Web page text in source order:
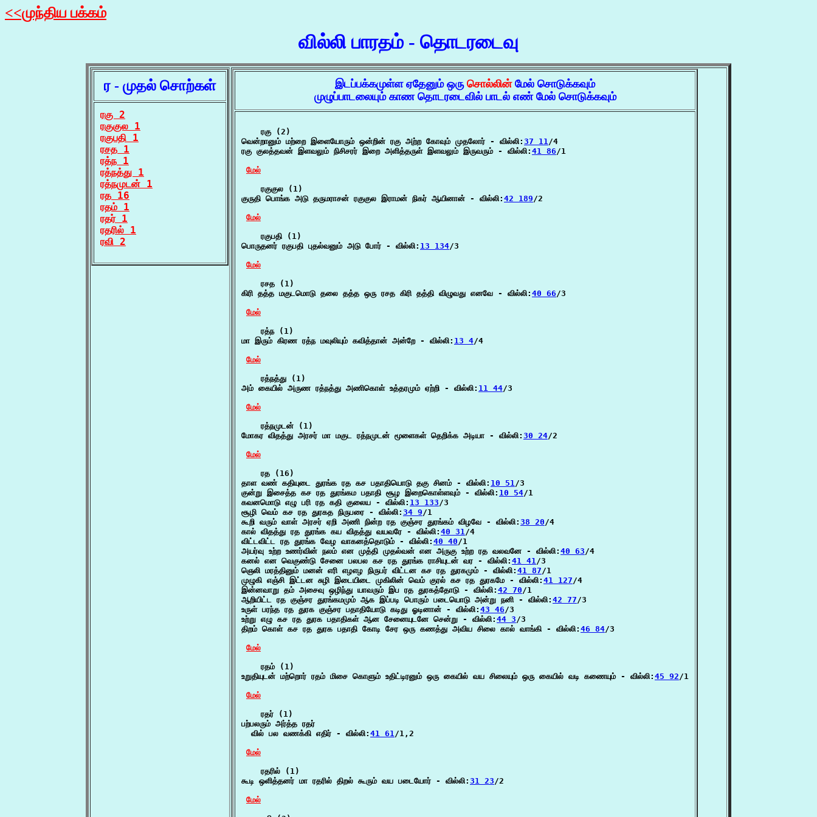
<<முந்திய பக்கம்
வில்லி பாரதம் - தொடரடைவு
ர - முதல் சொற்கள்
ரகு 2
ரகுகுல 1
ரகுபதி 1
ரசத 1
ரத்ந 1
ரத்நத்து 1
ரத்நமுடன் 1
ரத 16
ரதம் 1
ரதர் 1
ரதரில் 1
ரவி 2
இடப்பக்கமுள்ள ஏதேனும் ஒரு சொல்லின் மேல் சொடுக்கவும்
முழுப்பாடலையும் காண தொடரடைவில் பாடல் எண் மேல் சொடுக்கவும்
    ரகு (2)
வென்றானும் மற்றை இளையோரும் ஒன்றின் ரகு அற்ற கோவும் முதலோர் - வில்லி: 37 11/4
ரகு குலத்தவன் இளவலும் நிசிசரர் இறை அளித்தருள் இளவலும் இருவரும் - வில்லி: 41 86/1
மேல்
    ரகுகுல (1)
குருதி பொங்க அடு தருமராசன் ரகுகுல இராமன் நிகர் ஆயினான் - வில்லி: 42 189/2
மேல்
    ரகுபதி (1)
பொருதனர் ரகுபதி புதல்வனும் அடு போர் - வில்லி: 13 134/3
மேல்
    ரசத (1)
கிரி தத்த மகுடமொடு தலை தத்த ஒரு ரசத கிரி தத்தி விழுவது எனவே - வில்லி: 40 66/3
மேல்
    ரத்ந (1)
மா இரும் கிரண ரத்ந மவுலியும் கவித்தான் அன்றே - வில்லி: 13 4/4
மேல்
    ரத்நத்து (1)
அம் கையில் அருண ரத்நத்து அணிகொள் உத்தரமும் ஏற்றி - வில்லி: 11 44/3
மேல்
    ரத்நமுடன் (1)
மோகர விதத்து அரசர் மா மகுட ரத்நமுடன் மூளைகள் தெறிக்க அடியா - வில்லி: 30 24/2
மேல்
    ரத (16)
தாள வண் கதியுடை துரங்க ரத கச பதாதியொடு தகு சினம் - வில்லி: 10 51/3
குன்று இசைத்த கச ரத துரங்கம பதாதி சூழ இறைகொள்ளவும் - வில்லி: 10 54/1
கவனமொடு எழு பரி ரத கதி குலைய - வில்லி: 13 133/3
சூழி வெம் கச ரத துரகத நிருபரை - வில்லி: 34 9/1
கூறி வரும் வாள் அரசர் ஏறி அணி நின்ற ரத குஞ்சர துரங்கம் விழவே - வில்லி: 38 20/4
கால் விதத்து ரத துரங்க கய விதத்து வயவரே - வில்லி: 40 31/4
விட்டவிட்ட ரத துரங்க வேழ வாகனத்தொடும் - வில்லி: 40 40/1
அயர்வு உற்ற உணர்வின் நலம் என முத்தி முதல்வன் என அருகு உற்ற ரத வலவனே - வில்லி: 40 63/4
கனல் என வெகுண்டு சேனை பலபல கச ரத துரங்க ராசியுடன் வர - வில்லி: 41 41/3
ஞெலி மரத்தினும் மனன் எரி எழஎழ நிருபர் விட்டன கச ரத துரகமும் - வில்லி: 41 87/1
முழுகி எஞ்சி இட்டன சுழி இடையிடை முகிலின் வெம் குரல் கச ரத துரகமே - வில்லி: 41 127/4
இன்னவாறு தம் அசைவு ஒழிந்து யாவரும் இப ரத துரகத்தோடு - வில்லி: 42 70/1
ஆறியிட்ட ரத குஞ்சர துரங்கமமும் ஆக இப்படி பொரும் படையொடு அன்று நனி - வில்லி: 42 77/3
உருள் பரந்த ரத துரக குஞ்சர பதாதியோடு கடிது ஓடினான் - வில்லி: 43 46/3
உற்று எழு கச ரத துரக பதாதிகள் ஆன சேனையுடனே சென்று - வில்லி: 44 3/3
திறம் கொள் கச ரத துரக பதாதி கோடி சேர ஒரு கணத்து அவிய சிலை கால் வாங்கி - வில்லி: 46 84/3
மேல்
    ரதம் (1)
உறுதியுடன் மற்றொர் ரதம் மிசை கொளும் உதிட்டிரனும் ஒரு கையில் வய சிலையும் ஒரு கையில் வடி கணையும் - வில்லி: 45 92/1
மேல்
    ரதர் (1)
பற்பலரும் அர்த்த ரதர்
  வில் பல வணக்கி எதிர் - வில்லி:
41 61/1,2
மேல்
    ரதரில் (1)
கூடி ஒளித்தனர் மா ரதரில் திறல் கூரும் வய படையோர் - வில்லி: 31 23/2
மேல்